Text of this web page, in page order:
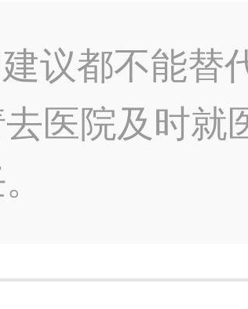
议都不能替
医院及时就